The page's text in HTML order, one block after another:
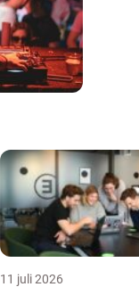
11 juli 2026